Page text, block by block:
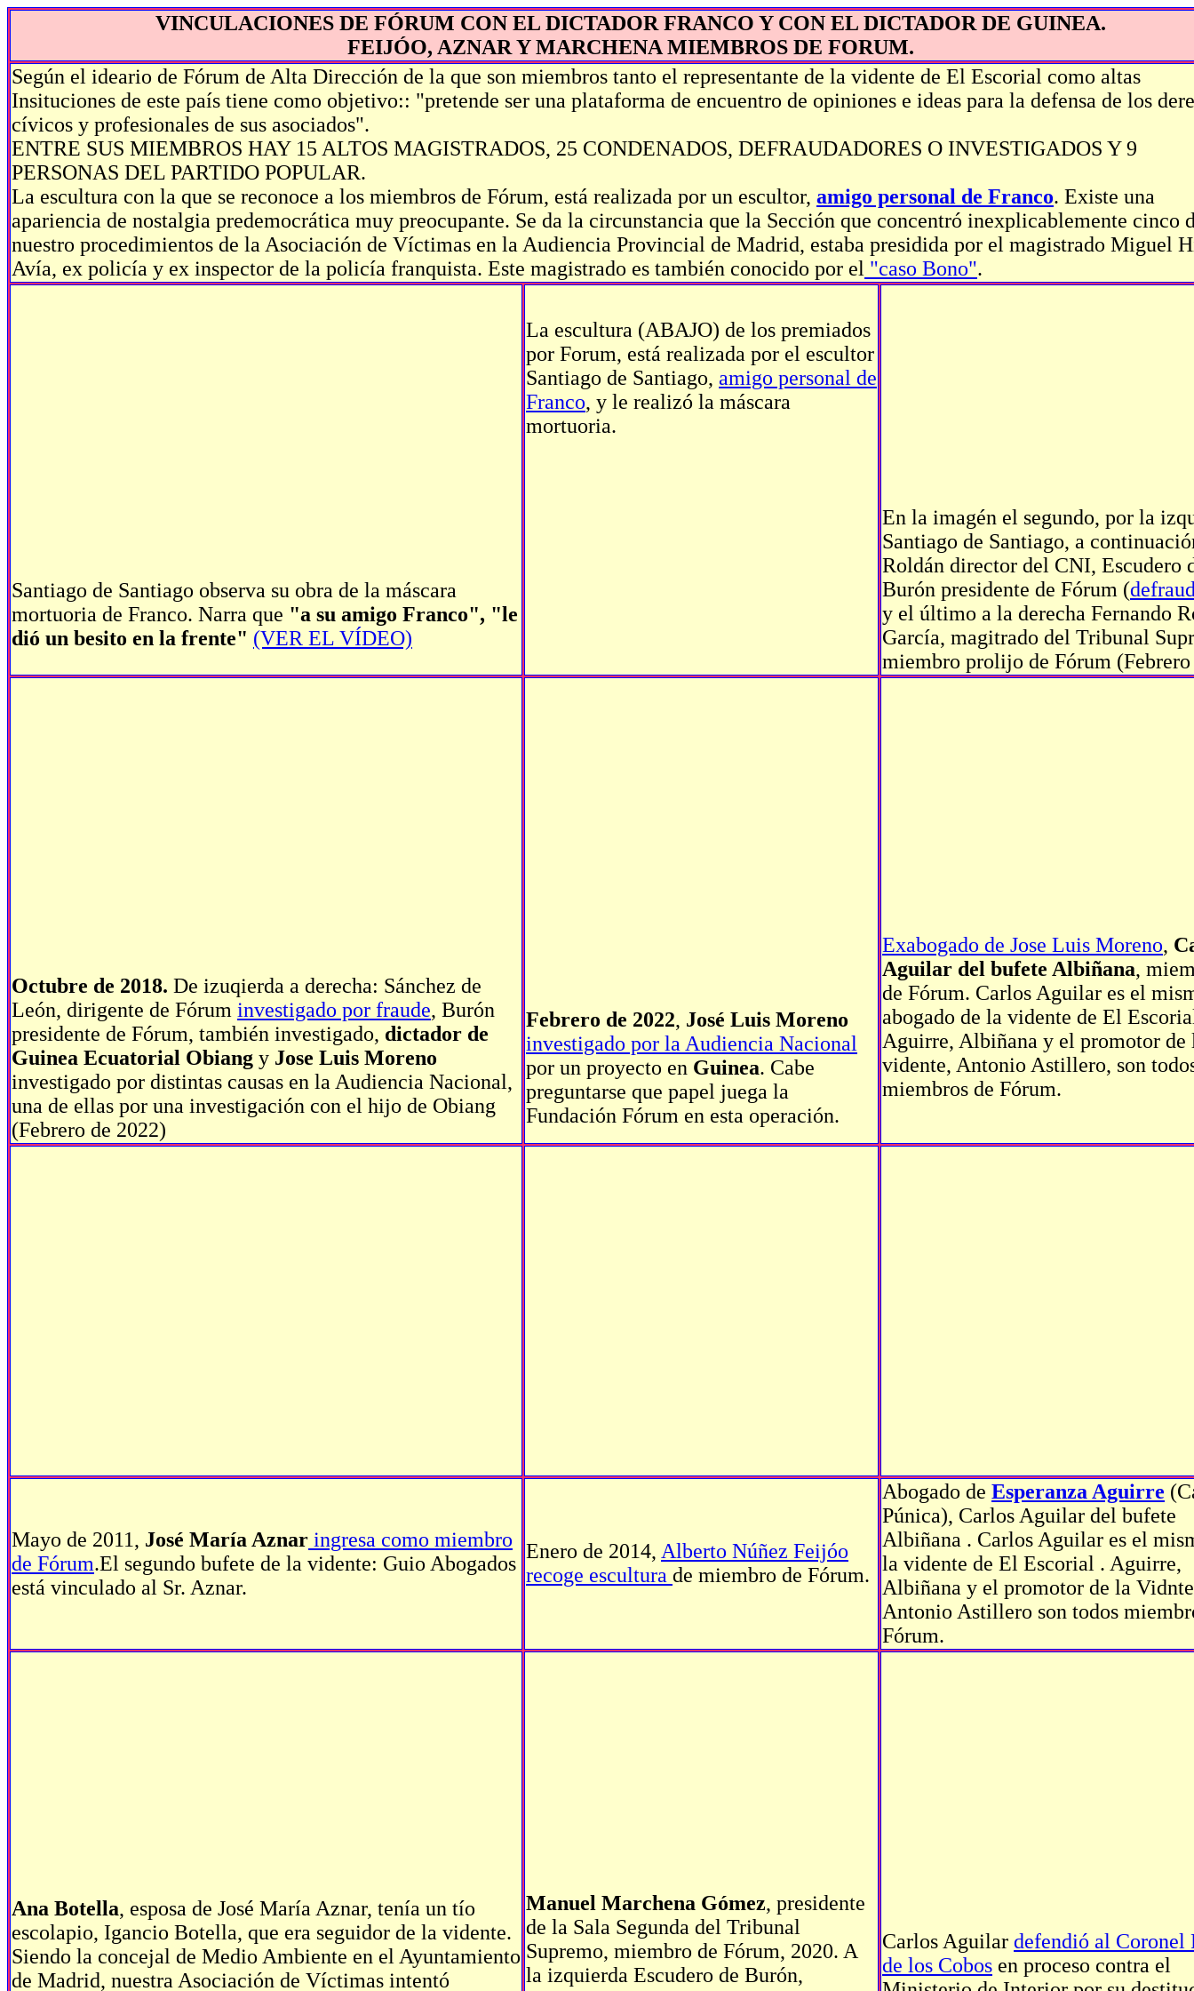
VINCULACIONES DE FÓRUM CON EL DICTADOR FRANCO Y CON EL DICTADOR DE GUINEA.
FEIJÓO, AZNAR Y MARCHENA MIEMBROS DE FORUM.
Según el ideario de Fórum de Alta Dirección de la que son miembros tanto el representante de la vidente de El Escorial como altas
Insituciones de este país tiene como objetivo:: "pretende ser una plataforma de encuentro de opiniones e ideas para la defensa de los
cívicos y profesionales de sus asociados".
ENTRE SUS MIEMBROS HAY 15 ALTOS MAGISTRADOS, 25 CONDENADOS, DEFRAUDADORES O INVESTIGADOS Y 9
PERSONAS DEL PARTIDO POPULAR.
La escultura con la que se reconoce a los miembros de Fórum, está realizada por un escultor, amigo personal de Franco. Existe una
apariencia de nostalgia predemocrática muy preocupante. Se da la circunstancia que la Sección que concentró inexplicablemente cinco
nuestro procedimientos de la Asociación de Víctimas en la Audiencia Provincial de Madrid, estaba presidida por el magistrado Miguel
Avía, ex policía y ex inspector de la policía franquista. Este magistrado es también conocido por el "caso Bono".
Santiago de Santiago observa su obra de la máscara
mortuoria de Franco. Narra que "a su amigo Franco", "le
dió un besito en la frente" (VER EL VÍDEO)
La escultura (ABAJO) de los premiados
por Forum, está realizada por el escultor
Santiago de Santiago, amigo personal de
Franco, y le realizó la máscara
mortuoria.
En la imagén el segundo, por la
Santiago de Santiago, a
Roldán director del CNI, Escudero
Burón presidente de Fórum (
y el último a la derecha Fernando
García, magitrado del Tribunal
miembro prolijo de Fórum
Octubre de 2018. De izuqierda a derecha: Sánchez de
León, dirigente de Fórum investigado por fraude, Burón
presidente de Fórum, también investigado, dictador de
Guinea Ecuatorial Obiang y Jose Luis Moreno
investigado por distintas causas en la Audiencia Nacional,
una de ellas por una investigación con el hijo de Obiang
(Febrero de 2022)
Febrero de 2022, José Luis Moreno
investigado por la Audiencia Nacional
por un proyecto en Guinea. Cabe
preguntarse que papel juega la
Fundación Fórum en esta operación.
Exabogado de Jose Luis Moreno,
Aguilar del bufete Albiñana,
de Fórum. Carlos Aguilar es el
abogado de la vidente de El
Aguirre, Albiñana y el promotor de
vidente, Antonio Astillero, son
miembros de Fórum.
Mayo de 2011, José María Aznar ingresa como miembro
de Fórum.El segundo bufete de la vidente: Guio Abogados
está vinculado al Sr. Aznar.
Enero de 2014, Alberto Núñez Feijóo
recoge escultura de miembro de Fórum.
Abogado de Esperanza Aguirre
Púnica), Carlos Aguilar del bufete
Albiñana . Carlos Aguilar es el
la vidente de El Escorial . Aguirre,
Albiñana y el promotor de la Vidnte
Antonio Astillero son todos
Fórum.
Ana Botella, esposa de José María Aznar, tenía un tío
escolapio, Igancio Botella, que era seguidor de la vidente.
Siendo la concejal de Medio Ambiente en el Ayuntamiento
de Madrid, nuestra Asociación de Víctimas intentó
Manuel Marchena Gómez, presidente
de la Sala Segunda del Tribunal
Supremo, miembro de Fórum, 2020. A
la izquierda Escudero de Burón,
Carlos Aguilar defendió al Coronel
de los Cobos en proceso contra el